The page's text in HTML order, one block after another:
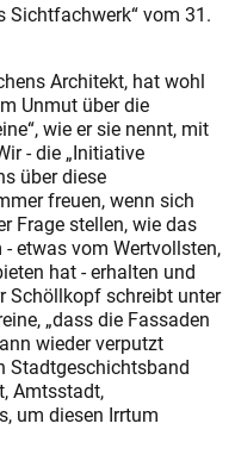
Sichtfachwerk“ vom 31.
Architekt, hat wohl
Unmut über die
wie er sie nennt, mit
- die „Initiative
über diese
freuen, wenn sich
Frage stellen, wie das
etwas vom Wertvollsten,
hat - erhalten und
Schöllkopf schreibt unter
„dass die Fassaden
wieder verputzt
Stadtgeschichtsband
Amtsstadt,
um diesen Irrtum